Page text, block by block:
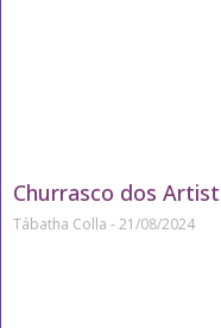
Churrasco dos
Tábatha Colla 21/08/2024